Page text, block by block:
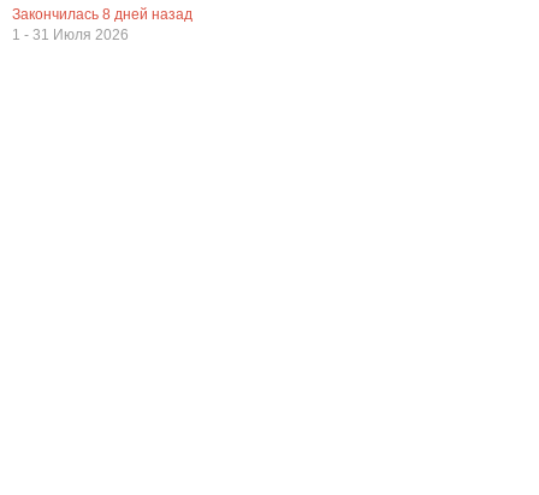
Закончилась 8 дней назад
1 - 31 Июля 2026